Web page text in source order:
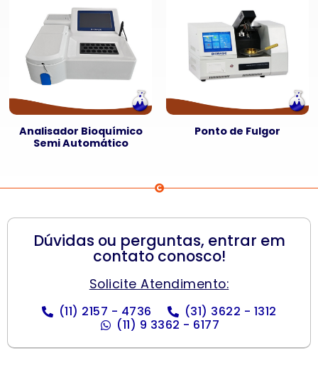
Analisador Bioquímico
Semi Automático
Ponto de Fulgor
Dúvidas ou perguntas, entrar em
contato conosco!
Solicite Atendimento:
(11) 2157 - 4736
(31) 3622 - 1312
(11) 9 3362 - 6177